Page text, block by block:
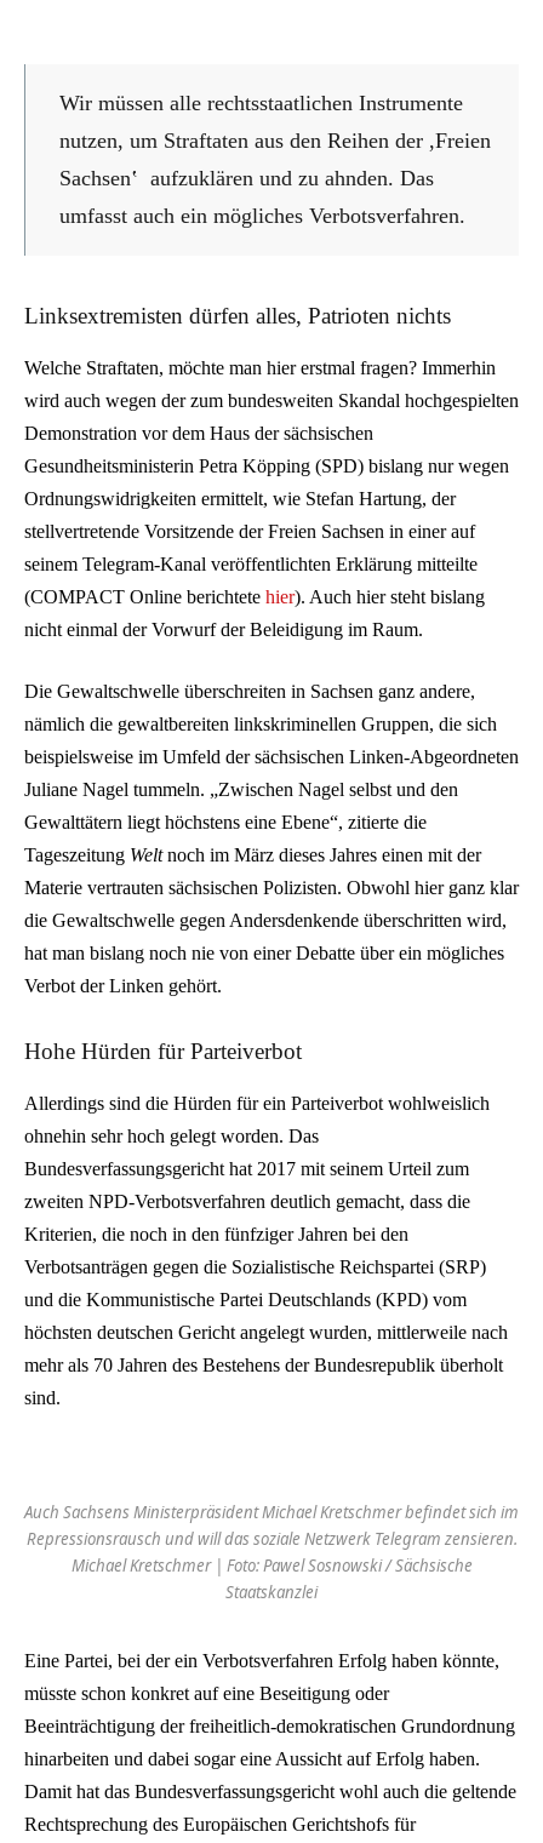
Wir müssen alle rechtsstaatlichen Instrumente
nutzen, um Straftaten aus den Reihen der ,Freien
Sachsenʽ aufzuklären und zu ahnden. Das
umfasst auch ein mögliches Verbotsverfahren.
Linksextremisten dürfen alles, Patrioten nichts
Welche Straftaten, möchte man hier erstmal fragen? Immerhin
wird auch wegen der zum bundesweiten Skandal hochgespielten
Demonstration vor dem Haus der sächsischen
Gesundheitsministerin Petra Köpping (SPD) bislang nur wegen
Ordnungswidrigkeiten ermittelt, wie Stefan Hartung, der
stellvertretende Vorsitzende der Freien Sachsen in einer auf
seinem Telegram-Kanal veröffentlichten Erklärung mitteilte
(COMPACT Online berichtete hier). Auch hier steht bislang
nicht einmal der Vorwurf der Beleidigung im Raum.
Die Gewaltschwelle überschreiten in Sachsen ganz andere,
nämlich die gewaltbereiten linkskriminellen Gruppen, die sich
beispielsweise im Umfeld der sächsischen Linken-Abgeordneten
Juliane Nagel tummeln. „Zwischen Nagel selbst und den
Gewalttätern liegt höchstens eine Ebene“, zitierte die
Tageszeitung Weltnoch im März dieses Jahres einen mit der
Materie vertrauten sächsischen Polizisten. Obwohl hier ganz klar
die Gewaltschwelle gegen Andersdenkende überschritten wird,
hat man bislang noch nie von einer Debatte über ein mögliches
Verbot der Linken gehört.
Hohe Hürden für Parteiverbot
Allerdings sind die Hürden für ein Parteiverbot wohlweislich
ohnehin sehr hoch gelegt worden. Das
Bundesverfassungsgericht hat 2017 mit seinem Urteil zum
zweiten NPD-Verbotsverfahren deutlich gemacht, dass die
Kriterien, die noch in den fünfziger Jahren bei den
Verbotsanträgen gegen die Sozialistische Reichspartei (SRP)
und die Kommunistische Partei Deutschlands (KPD) vom
höchsten deutschen Gericht angelegt wurden, mittlerweile nach
mehr als 70 Jahren des Bestehens der Bundesrepublik überholt
sind.
Auch Sachsens Ministerpräsident Michael Kretschmer befindet sich im
Repressionsrausch und will das soziale Netzwerk Telegram zensieren.
Michael Kretschmer | Foto: Pawel Sosnowski / Sächsische
Staatskanzlei
Eine Partei, bei der ein Verbotsverfahren Erfolg haben könnte,
müsste schon konkret auf eine Beseitigung oder
Beeinträchtigung der freiheitlich-demokratischen Grundordnung
hinarbeiten und dabei sogar eine Aussicht auf Erfolg haben.
Damit hat das Bundesverfassungsgericht wohl auch die geltende
Rechtsprechung des Europäischen Gerichtshofs für